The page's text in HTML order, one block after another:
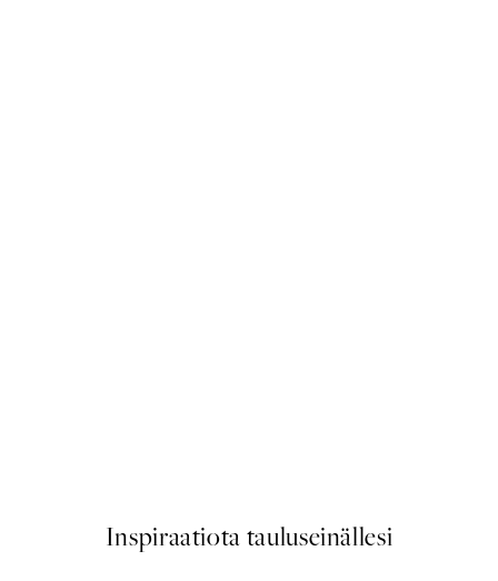
Inspiraatiota tauluseinällesi